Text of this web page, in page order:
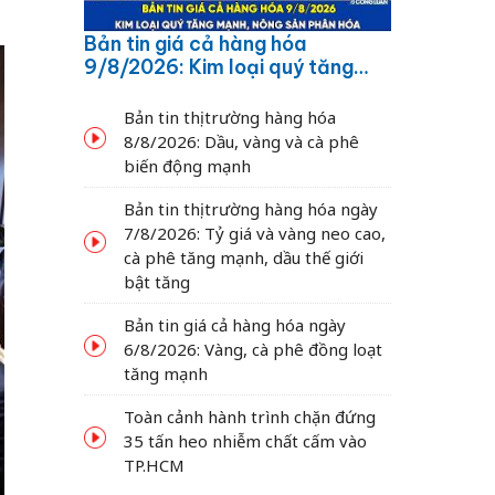
Bản tin giá cả hàng hóa
9/8/2026: Kim loại quý tăng
Bản tin thị trường hàng hóa
8/8/2026: Dầu, vàng và cà phê
biến động mạnh
Bản tin thị trường hàng hóa ngày
7/8/2026: Tỷ giá và vàng neo cao,
cà phê tăng mạnh, dầu thế giới
bật tăng
Bản tin giá cả hàng hóa ngày
6/8/2026: Vàng, cà phê đồng loạt
tăng mạnh
Toàn cảnh hành trình chặn đứng
35 tấn heo nhiễm chất cấm vào
TP.HCM